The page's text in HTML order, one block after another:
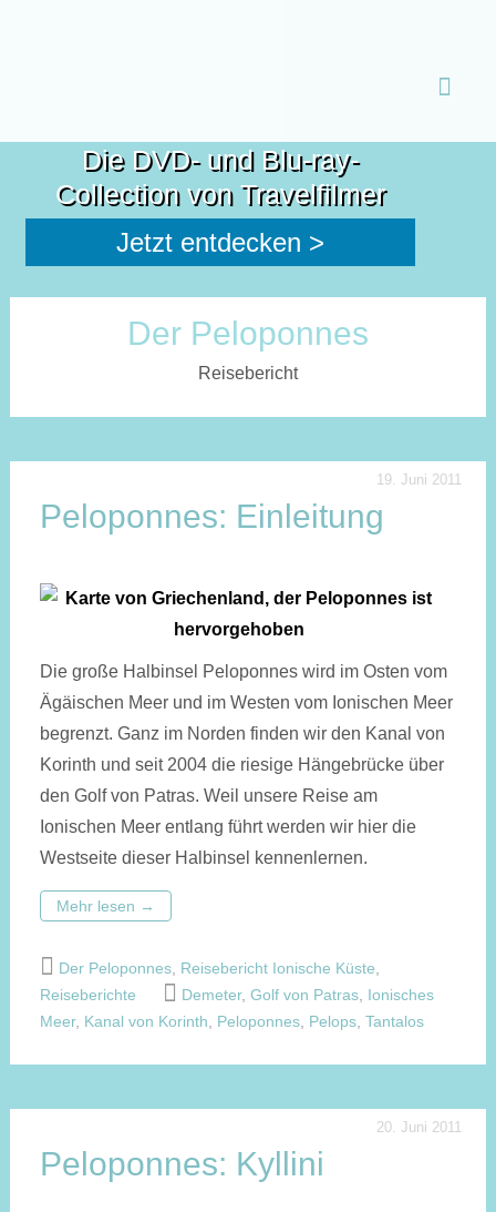
Inhalt
Die DVD- und Blu-ray-
Collection von Travelfilmer
Jetzt entdecken >
Der Peloponnes
Reisebericht
19. Juni 2011
Peloponnes: Einleitung
Die große Halbinsel Peloponnes wird im Osten vom
Ägäischen Meer und im Westen vom Ionischen Meer
begrenzt. Ganz im Norden finden wir den Kanal von
Korinth und seit 2004 die riesige Hängebrücke über
den Golf von Patras. Weil unsere Reise am
Ionischen Meer entlang führt werden wir hier die
Westseite dieser Halbinsel kennenlernen.
Mehr lesen →
Der Peloponnes, Reisebericht Ionische Küste
Reiseberichte
Demeter, Golf von Patras, Ionisches
Meer, Kanal von Korinth Peloponnes, Pelops, Tantalos
20. Juni 2011
Peloponnes: Kyllini